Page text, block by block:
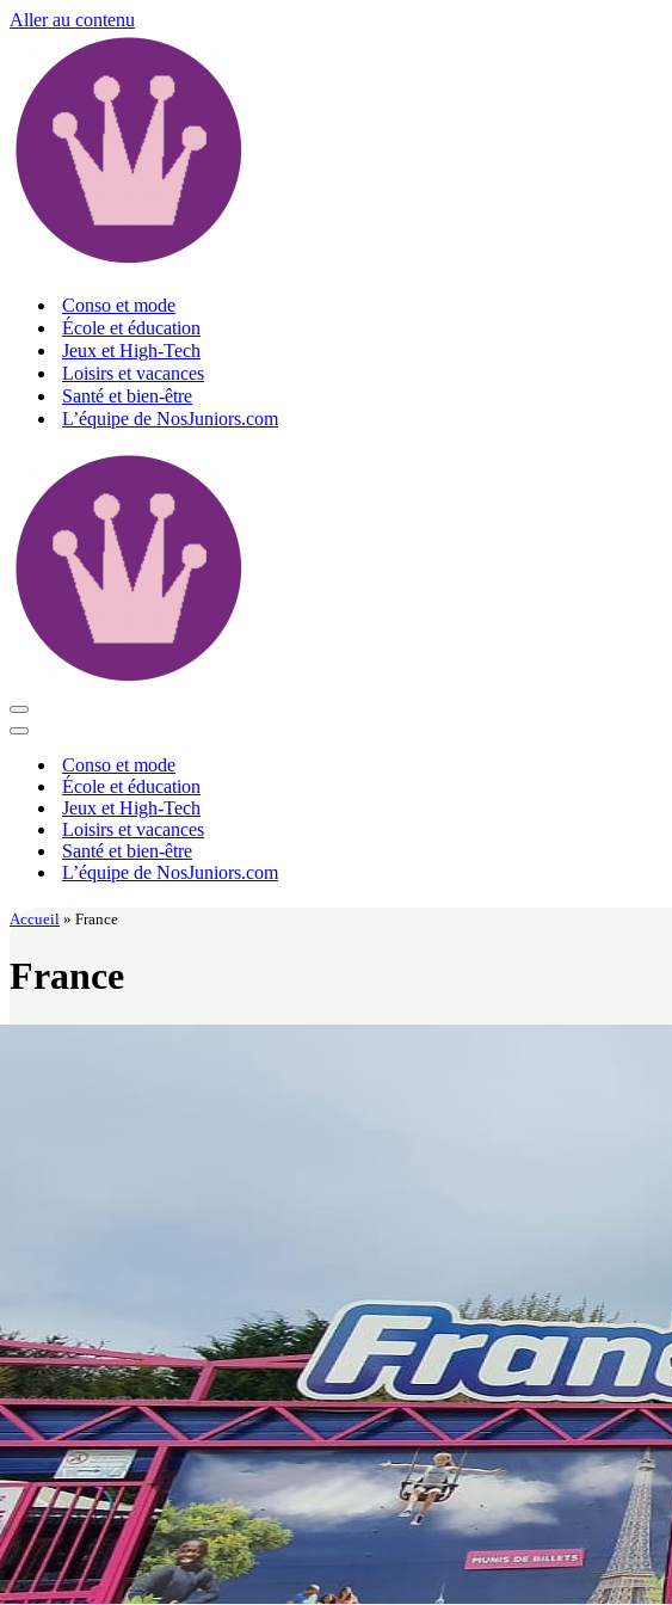
Aller au contenu
Conso et mode
École et éducation
Jeux et High-Tech
Loisirs et vacances
Santé et bien-être
L’équipe de NosJuniors.com
Menu
de
Menu
navigationConso et mode
École et éducation
Jeux et High-Tech
Loisirs et vacances
Santé et bien-être
L’équipe de NosJuniors.com
Accueil » France
France